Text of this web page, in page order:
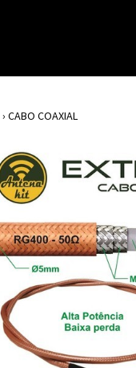
› CABO COAXIAL